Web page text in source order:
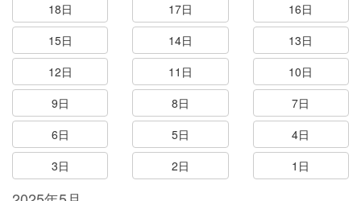
18日
17日
16日
15日
14日
13日
12日
11日
10日
9日
8日
7日
6日
5日
4日
3日
2日 1日